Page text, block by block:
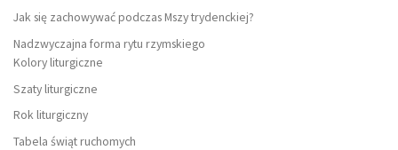
Jak się zachowywać podczas Mszy trydenckiej?
Nadzwyczajna forma rytu rzymskiego
Kolory liturgiczne
Szaty liturgiczne
Rok liturgiczny
Tabela świąt ruchomych